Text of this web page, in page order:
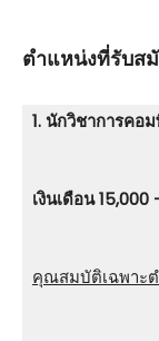
ตําแหน่งที่รับส
1. นักวิชาการคอ
เงินเดือน
คุณสมบัติเฉพาะ